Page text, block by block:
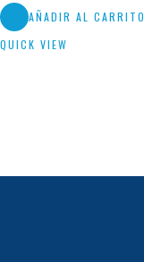
AÑADIR AL CARRITO
QUICK VIEW